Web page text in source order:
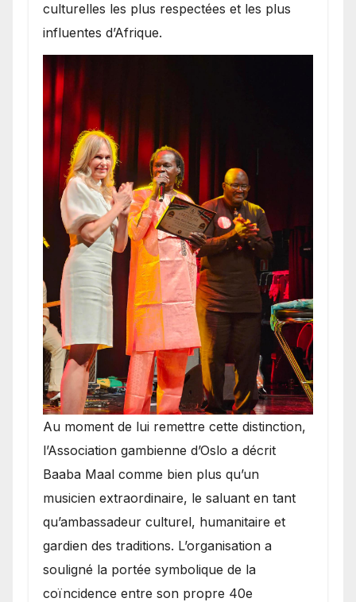
culturelles les plus respectées et les plus
influentes d’Afrique.
​Au moment de lui remettre cette distinction,
l’Association gambienne d’Oslo a décrit
Baaba Maal comme bien plus qu’un
musicien extraordinaire, le saluant en tant
qu’ambassadeur culturel, humanitaire et
gardien des traditions. L’organisation a
souligné la portée symbolique de la
coïncidence entre son propre 40e